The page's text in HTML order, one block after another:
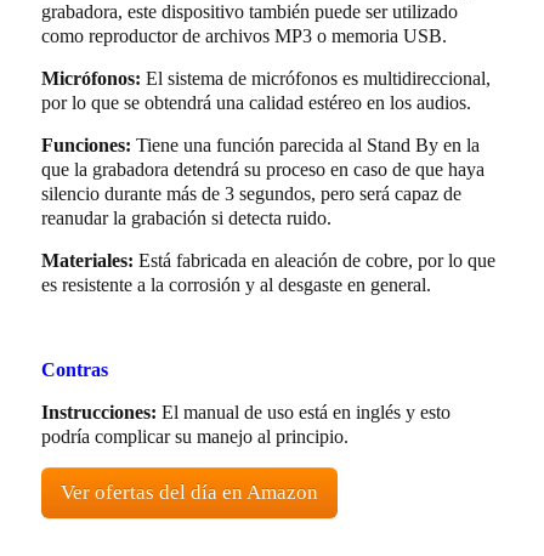
grabadora, este dispositivo también puede ser utilizado
como reproductor de archivos MP3 o memoria USB.
Micrófonos: El sistema de micrófonos es multidireccional,
por lo que se obtendrá una calidad estéreo en los audios.
Funciones: Tiene una función parecida al Stand By en la
que la grabadora detendrá su proceso en caso de que haya
silencio durante más de 3 segundos, pero será capaz de
reanudar la grabación si detecta ruido.
Materiales: Está fabricada en aleación de cobre, por lo que
es resistente a la corrosión y al desgaste en general.
Contras
Instrucciones: El manual de uso está en inglés y esto
podría complicar su manejo al principio.
Ver ofertas del día en Amazon